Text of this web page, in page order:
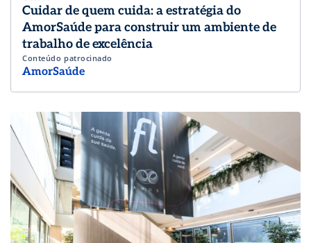
Cuidar de quem cuida: a estratégia do
AmorSaúde para construir um ambiente de
trabalho de excelência
Conteúdo patrocinado
AmorSaúde